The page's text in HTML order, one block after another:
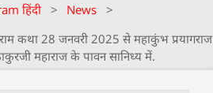
हिंदी > News >
कथा 28 जनवरी 2025 से महाकुंभ प्रयागराज
महाराज के पावन सानिध्य में.